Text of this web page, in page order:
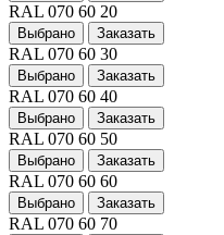
RAL 070 60 20
Выбрано Заказать
RAL 070 60 30
Выбрано Заказать
RAL 070 60 40
Выбрано Заказать
RAL 070 60 50
Выбрано Заказать
RAL 070 60 60
Выбрано Заказать
RAL 070 60 70